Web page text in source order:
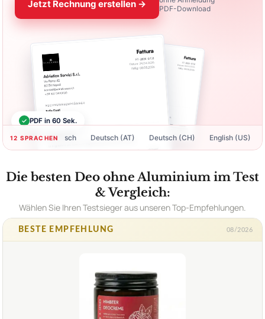
Jetzt Rechnung erstellen →
PDF-Download
✓ PDF in 60 Sek.
12 SPRACHEN
Deutsch Deutsch (AT) Deutsch (CH) English (US)
Die besten Deo ohne Aluminium im Test
& Vergleich:
Wählen Sie Ihren Testsieger aus unseren Top-Empfehlungen.
BESTE EMPFEHLUNG 08/2026